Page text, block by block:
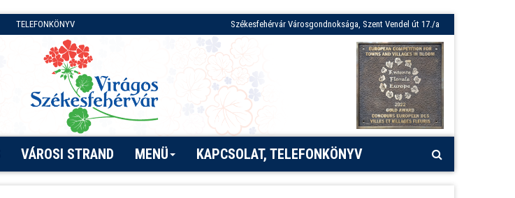
TELEFONKÖNYV Székesfehérvár Városgondnoksága, Szent Vendel út 17./a
VÁROSI STRAND MENÜ KAPCSOLAT, TELEFONKÖNYV